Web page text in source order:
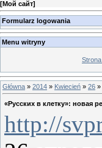
[Мой сайт]
Formularz logowania
Menu witryny
Strona
Główna » 2014 » Kwiecień » 26 »
«Русских в клетку»: новая
http://